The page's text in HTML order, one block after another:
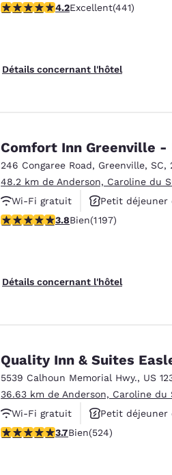
Animaux acceptés
4.2 étoiles. Excellent. 441
4.2Excellent(441)
Détails concernant l'hôtel
Comfort Inn Greenville -
246 Congaree Road, Greenville, SC,
48.2 km de Anderson, Caroline du
Wi-Fi gratuit
Petit
Piscine extérieure
3.83 étoiles. Bien. 1197 commentaires
3.8Bien(1 197)
Détails concernant l'hôtel
Quality Inn & Suites
5539 Calhoun Memorial Hwy., US
36.63 km de Anderson, Caroline du
Wi-Fi gratuit
Petit
Animaux acceptés
3.7 étoiles. Bien. 524 commentaires
3.7Bien(524)